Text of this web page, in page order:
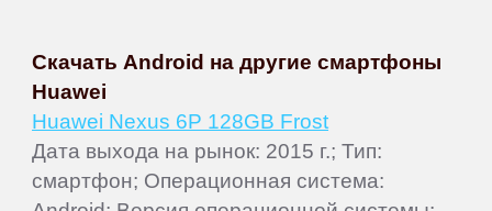
Скачать Android на другие смартфоны
Huawei
Huawei Nexus 6P 128GB Frost
Дата выхода на рынок: 2015 г.; Тип:
смартфон; Операционная система: